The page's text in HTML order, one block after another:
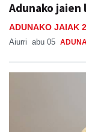
Adunako
ADUNAKO JAIAK
Aiurri abu 05